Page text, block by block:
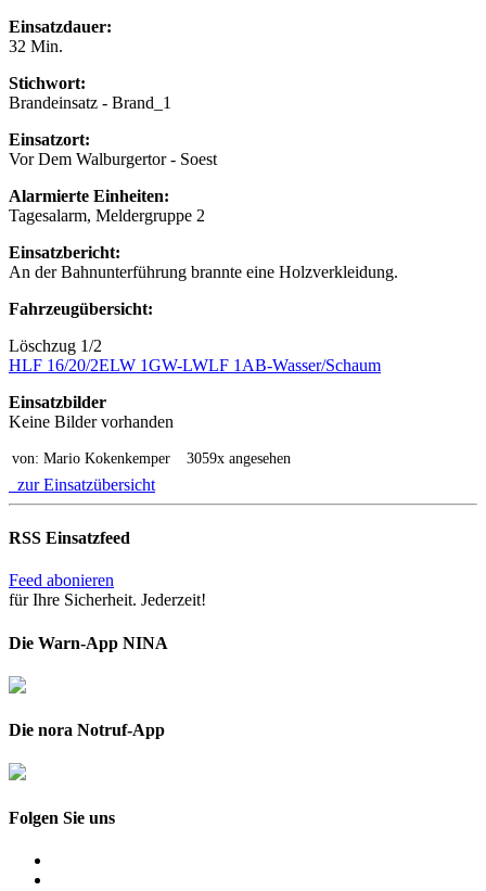
Einsatzdauer:
32 Min.
Stichwort:
Brandeinsatz - Brand_1
Einsatzort:
Vor Dem Walburgertor - Soest
Alarmierte Einheiten:
Tagesalarm, Meldergruppe 2
Einsatzbericht:
An der Bahnunterführung brannte eine Holzverkleidung.
Fahrzeugübersicht:
Löschzug 1/2
HLF 16/20/2ELW 1GW-LWLF 1 AB-Wasser/Schaum
Einsatzbilder
Keine Bilder vorhanden
von: Mario Kokenkemper 3059x angesehen
zur Einsatzübersicht
RSS Einsatzfeed
Feed abonieren
für Ihre Sicherheit. Jederzeit!
Die Warn-App NINA
Die nora Notruf-App
Folgen Sie uns